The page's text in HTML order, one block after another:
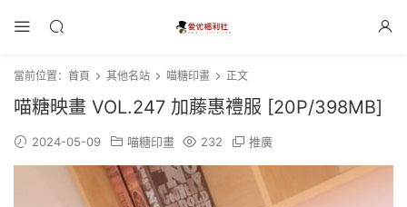
當前位置： 首頁 其他名站 喵糖印畫 正文
喵糖映畫 VOL.247 加藤惠禮服 [20P/398MB]
2024-05-09 喵糖印畫 232 推廣